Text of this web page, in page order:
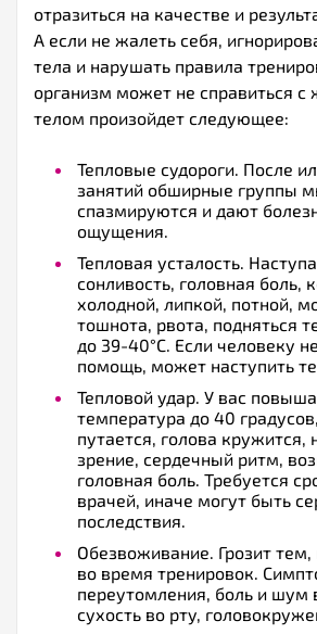
отразиться на качестве и
А если не жалеть себя,
тела и нарушать правила
организм может не справиться
телом произойдет следующее:
Тепловые судороги. После
занятий обширные группы
спазмируются и дают
ощущения.
Тепловая усталость.
сонливость, головная боль,
холодной, липкой, потной,
тошнота, рвота, подняться
до 39-40°С. Если человеку
помощь, может наступить
Тепловой удар. У вас
температура до 40
путается, голова кружится,
зрение, сердечный ритм,
головная боль. Требуется
врачей, иначе могут быть
последствия.
Обезвоживание. Грозит тем,
во время тренировок.
переутомления, боль и шум
сухость во рту,